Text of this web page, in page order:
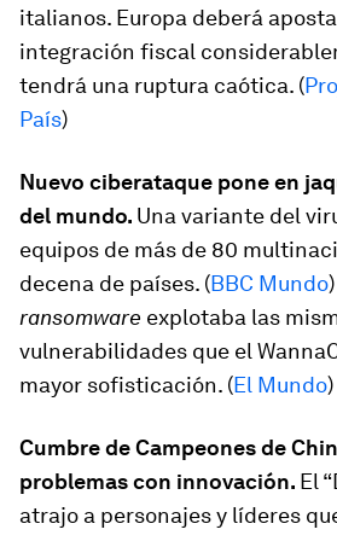
italianos. Europa deberá
integración fiscal
tendrá una ruptura caótica. (
País)
Nuevo ciberataque pone en
del mundo. Una variante del
equipos de más de 80
decena de países. (BBC Mundo
ransomware explotaba las
vulnerabilidades que el
mayor sofisticación. (El Mundo)
Cumbre de Campeones de
problemas con innovación. El
atrajo a personajes y líderes